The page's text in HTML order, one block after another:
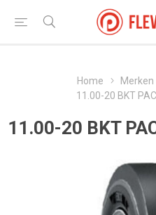
Home Merken
11.00-20 BKT
11.00-20 BKT